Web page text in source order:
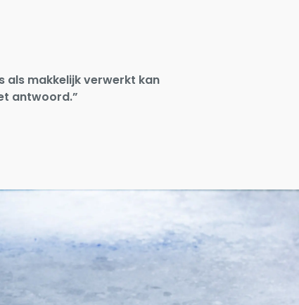
als makkelijk verwerkt kan
antwoord.”